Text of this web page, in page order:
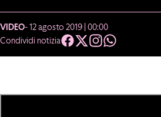
VIDEO- 12 agosto 2019 | 00:00
Condividi notizia